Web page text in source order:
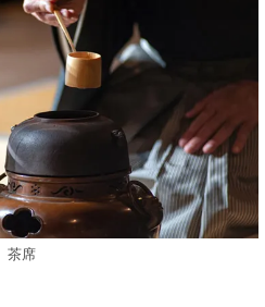
茶席